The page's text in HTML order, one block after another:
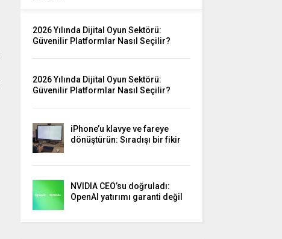
2026 Yılında Dijital Oyun Sektörü:
Güvenilir Platformlar Nasıl Seçilir?
2026 Yılında Dijital Oyun Sektörü:
Güvenilir Platformlar Nasıl Seçilir?
iPhone’u klavye ve fareye
dönüştürün: Sıradışı bir fikir
NVIDIA CEO’su doğruladı:
OpenAI yatırımı garanti değil